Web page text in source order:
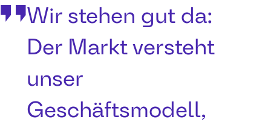
Wir stehen gut da:
Der Markt versteht
unser
Geschäftsmodell,